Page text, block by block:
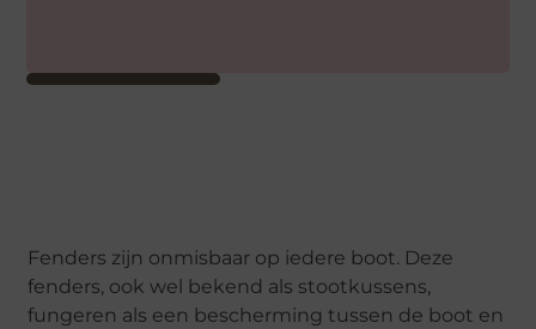
Fenders zijn onmisbaar op iedere boot. Deze
fenders, ook wel bekend als stootkussens,
fungeren als een bescherming tussen de boot en